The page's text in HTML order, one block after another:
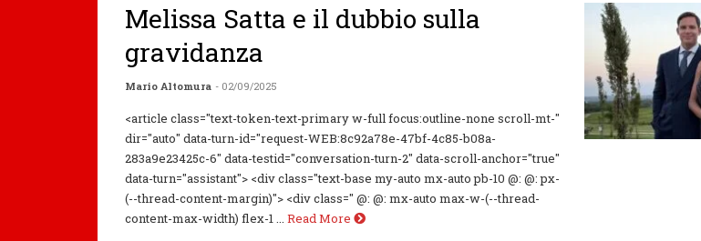
Melissa Satta e il dubbio sulla
gravidanza
Mario Altomura - 02/09/2025
<article class="text-token-text-primary w-full focus:outline-none scroll-mt-"
dir="auto" data-turn-id="request-WEB:8c92a78e-47bf-4c85-b08a-
283a9e23425c-6" data-testid="conversation-turn-2" data-scroll-anchor="true"
data-turn="assistant"> <div class="text-base my-auto mx-auto pb-10 @: @: px-
(--thread-content-margin)"> <div class=" @: @: mx-auto max-w-(--thread-
content-max-width) flex-1 ... Read More